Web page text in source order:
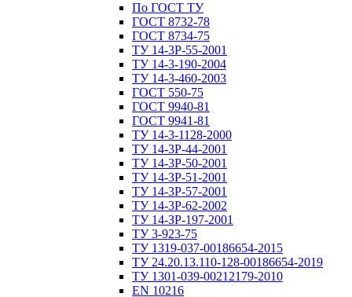
По ГОСТ ТУ
ГОСТ 8732-78
ГОСТ 8734-75
ТУ 14-3Р-55-2001
ТУ 14-3-190-2004
ТУ 14-3-460-2003
ГОСТ 550-75
ГОСТ 9940-81
ГОСТ 9941-81
ТУ 14-3-1128-2000
ТУ 14-3Р-44-2001
ТУ 14-3Р-50-2001
ТУ 14-3Р-51-2001
ТУ 14-3Р-57-2001
ТУ 14-3Р-62-2002
ТУ 14-ЗР-197-2001
ТУ 3-923-75
ТУ 1319-037-00186654-2015
ТУ 24.20.13.110-128-00186654-2019
ТУ 1301-039-00212179-2010
EN 10216